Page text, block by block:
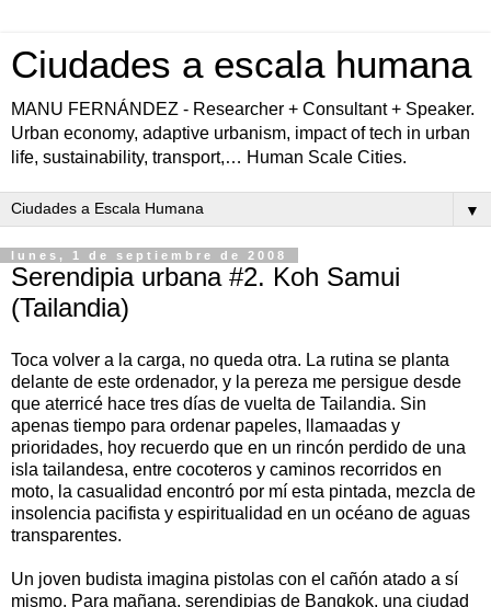
Ciudades a escala humana
MANU FERNÁNDEZ - Researcher + Consultant + Speaker.
Urban economy, adaptive urbanism, impact of tech in urban
life, sustainability, transport,… Human Scale Cities.
▼
lunes, 1 de septiembre de 2008
Serendipia urbana #2. Koh Samui
(Tailandia)
Toca volver a la carga, no queda otra. La rutina se planta
delante de este ordenador, y la pereza me persigue desde
que aterricé hace tres días de vuelta de Tailandia. Sin
apenas tiempo para ordenar papeles, llamaadas y
prioridades, hoy recuerdo que en un rincón perdido de una
isla tailandesa, entre cocoteros y caminos recorridos en
moto, la casualidad encontró por mí esta pintada, mezcla de
insolencia pacifista y espiritualidad en un océano de aguas
transparentes.
Un joven budista imagina pistolas con el cañón atado a sí
mismo. Para mañana, serendipias de Bangkok, una ciudad